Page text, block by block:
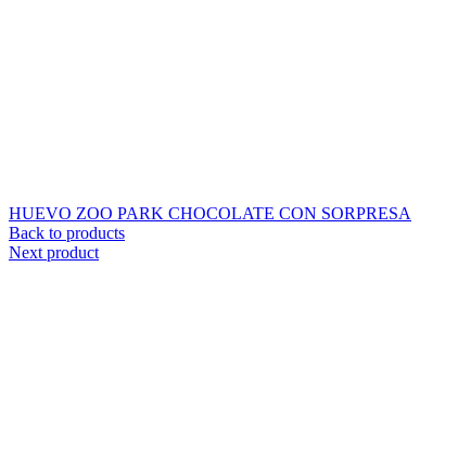
HUEVO ZOO PARK CHOCOLATE CON SORPRESA
Back to products
Next product